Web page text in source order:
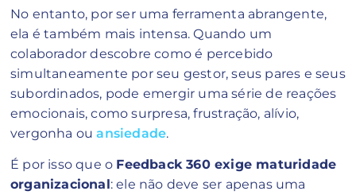
No entanto, por ser uma ferramenta abrangente,
ela é também mais intensa. Quando um
colaborador descobre como é percebido
simultaneamente por seu gestor, seus pares e seus
subordinados, pode emergir uma série de reações
emocionais, como surpresa, frustração, alívio,
vergonha ouansiedade.
É por isso que o Feedback 360 exige maturidade
organizacional: ele não deve ser apenas uma